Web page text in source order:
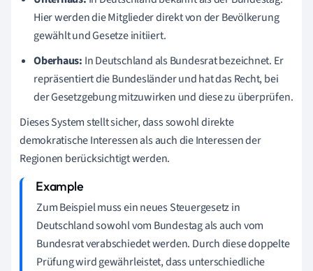
Hier werden die Mitglieder direkt von der Bevölkerung
gewählt und Gesetze initiiert.
Oberhaus: In Deutschland als Bundesrat bezeichnet. Er
repräsentiert die Bundesländer und hat das Recht, bei
der Gesetzgebung mitzuwirken und diese zu überprüfen.
Dieses System stellt sicher, dass sowohl direkte
demokratische Interessen als auch die Interessen der
Regionen berücksichtigt werden.
Zum Beispiel muss ein neues Steuergesetz in
Deutschland sowohl vom Bundestag als auch vom
Bundesrat verabschiedet werden. Durch diese doppelte
Prüfung wird gewährleistet, dass unterschiedliche